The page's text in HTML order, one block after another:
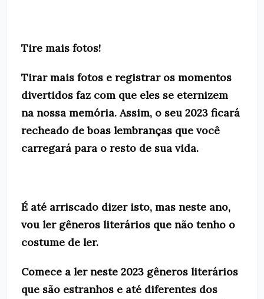
Tire mais fotos!
Tirar mais fotos e registrar os momentos
divertidos faz com que eles se eternizem
na nossa memória. Assim, o seu 2023 ficará
recheado de boas lembranças que você
carregará para o resto de sua vida.
É até arriscado dizer isto, mas neste ano,
vou ler gêneros literários que não tenho o
costume de ler.
Comece a ler neste 2023 gêneros literários
que são estranhos e até diferentes dos